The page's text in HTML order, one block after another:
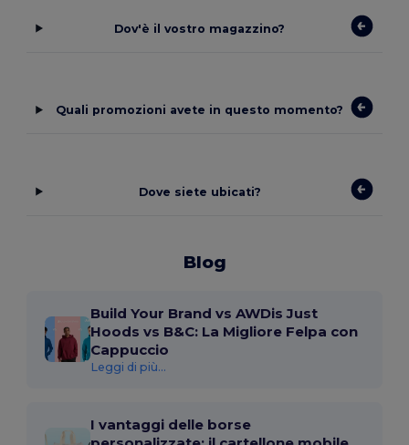
Dov'è il vostro magazzino?
Quali promozioni avete in questo momento?
Dove siete ubicati?
Blog
Build Your Brand vs AWDis Just
Hoods vs B&C: La Migliore Felpa con
Cappuccio
Leggi di più...
I vantaggi delle borse